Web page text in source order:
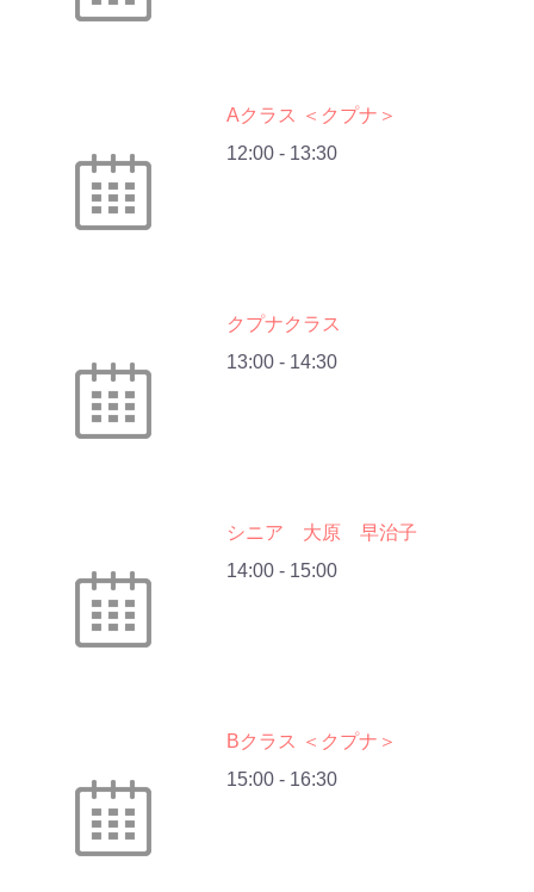
Aクラス ＜クプナ＞
12:00 - 13:30
クプナクラス
13:00 - 14:30
シニア 大原 早治子
14:00 - 15:00
Bクラス ＜クプナ＞
15:00 - 16:30